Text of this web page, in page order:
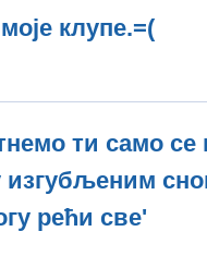
клупе.=(
ти само
изгубљеним
рећи све'